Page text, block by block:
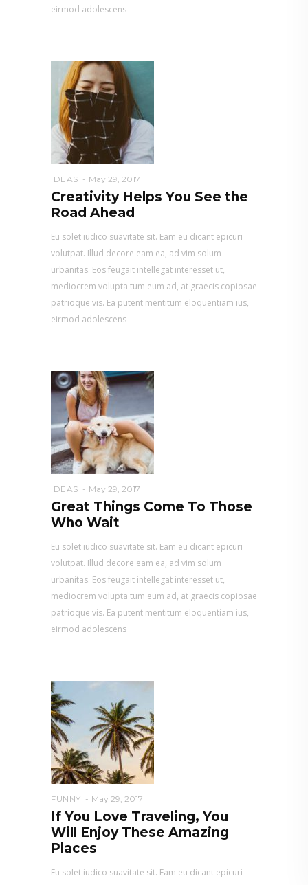
eirmod adolescens
IDEAS May 29, 2017
Creativity Helps You See the
Road Ahead
Eu solet iudico suavitate sit. Eam eu dicant epicuri
volutpat. Illud decore eam ea, ad vim solum
urbanitas. Eos feugait intellegat interesset ut,
mediocrem volupta tum eum ad, at graecis copiosae
patrioque vis. Ea putent mentitum eloquentiam ius,
eirmod adolescens
IDEAS May 29, 2017
Great Things Come To Those
Who Wait
Eu solet iudico suavitate sit. Eam eu dicant epicuri
volutpat. Illud decore eam ea, ad vim solum
urbanitas. Eos feugait intellegat interesset ut,
mediocrem volupta tum eum ad, at graecis copiosae
patrioque vis. Ea putent mentitum eloquentiam ius,
eirmod adolescens
FUNNY May 29, 2017
If You Love Traveling, You
Will Enjoy These Amazing
Places
Eu solet iudico suavitate sit. Eam eu dicant epicuri